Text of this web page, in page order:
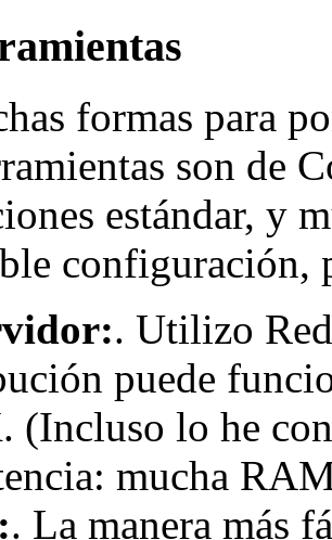
formas para
son de
estándar, y
configuración,
. Utilizo
puede
(Incluso lo he
mucha
. La manera más